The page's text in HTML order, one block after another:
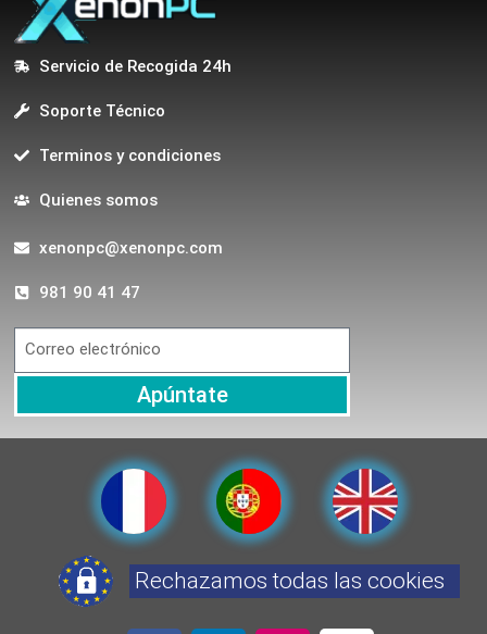
Servicio de Recogida 24h
Soporte Técnico
Terminos y condiciones
Quienes somos
xenonpc@xenonpc.com
981 90 41 47
Apúntate
Rechazamos todas las cookies